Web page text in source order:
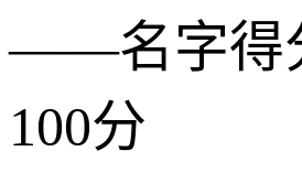
——名字得
100分